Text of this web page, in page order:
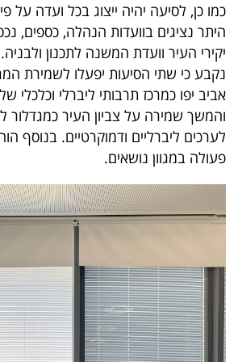
40
UNDER
40
שיתופי
פעולה
ניוזלטרים
מייל
כמו כן, לסיעה יהיה ייצוג בכל ועדה על
היתר נציגים בוועדות הנהלה, כספים,
יקירי העיר וועדת המשנה לתכנון
נקבע כי שתי הסיעות יפעלו לשמירת
אביב יפו כמרכז תרבותי ליברלי וכלכלי
והמשך שמירה על צביון העיר כמגדלור
לערכים ליברליים ודמוקרטיים. בנוסף
פעולה במגוון נושאים.